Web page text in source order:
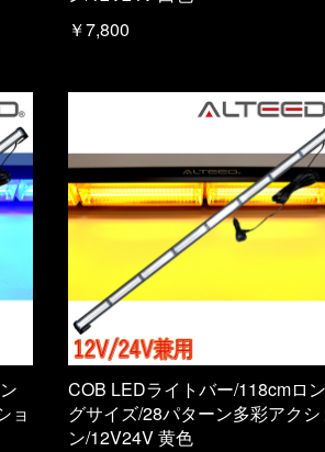
￥7,800
ョ
COB LEDライトバー/118cmロン
グサイズ/28パターン多彩アクシ
ン/12V24V 黄色